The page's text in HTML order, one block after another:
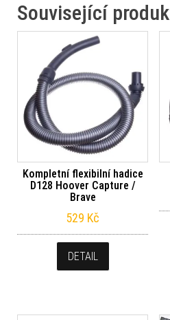
Související
Kompletní flexibilní hadice
D128 Hoover Capture /
Brave
529 Kč
DETAIL